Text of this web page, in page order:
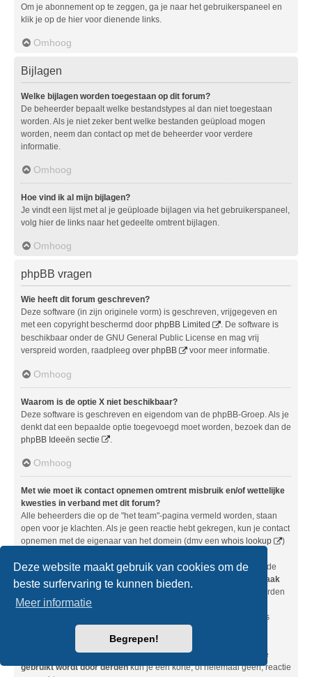
Deze website maakt gebruik van cookies om de
beste surfervaring te kunnen bieden.
Meer informatie
Begrepen!
Om je abonnement op te zeggen, ga je naar het gebruikerspaneel en
klik je op de hier voor dienende links.
Omhoog
Bijlagen
Welke bijlagen worden toegestaan op dit forum?
De beheerder bepaalt welke bestandstypes al dan niet toegestaan
worden. Als je niet zeker bent welke bestanden geüpload mogen
worden, neem dan contact op met de beheerder voor verdere
informatie.
Omhoog
Hoe vind ik al mijn bijlagen?
Je vindt een lijst met al je geüploade bijlagen via het gebruikerspaneel,
volg hier de links naar het gedeelte omtrent bijlagen.
Omhoog
phpBB vragen
Wie heeft dit forum geschreven?
Deze software (in zijn originele vorm) is geschreven, vrijgegeven en
met een copyright beschermd door phpBB Limited
. De software is
beschikbaar onder de GNU General Public License en mag vrij
verspreid worden, raadpleeg over phpBB voor meer informatie.
Omhoog
Waarom is de optie X niet beschikbaar?
Deze software is geschreven en eigendom van de phpBB-Groep. Als je
denkt dat een bepaalde optie toegevoegd moet worden, bezoek dan de
phpBB Ideeën sectie
Omhoog
Met wie moet ik contact opnemen omtrent misbruik en/of wettelijke
kwesties in verband met dit forum?
Alle beheerders die op de "het team"-pagina vermeld worden, staan
open voor je klachten. Als je geen reactie hebt gekregen, kun je contact
opnemen met de eigenaar van het domein (dmv een whois lookup
)
nl.forums.cc, dotbb.be, enz.), het beheer of misbruik-afdeling van de
gratis host. Wees je er bewust van dat phpBB Limited
geen inspraak
heeft en dus in geen enkel geval aansprakelijk gehouden kan worden
over hoe, waar en door wie dit forum gebruikt wordt. Neem
contact op met phpBB Limited met vragen over wettelijke kwesties
(zoals aanspreekbaarheid, ongepaste commentaar, enz.) die
houden met de phpBB.com-website of de phpBB-
software. Als je phpBB Limited toch e-mailt over deze software die
gebruikt wordt door derdenkun je een korte, of helemaal geen, reactie